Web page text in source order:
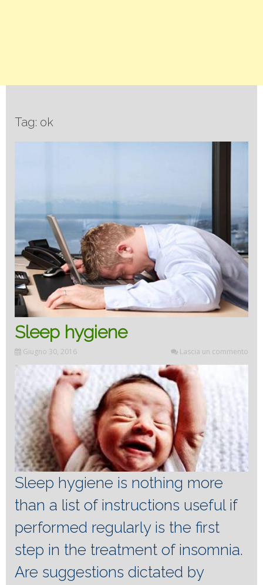
Tag: ok
Sleep hygiene
Giugno 30, 2016 Lascia un commento
Sleep hygiene is nothing more
than a list of instructions useful if
performed regularly is the first
step in the treatment of insomnia.
Are suggestions dictated by